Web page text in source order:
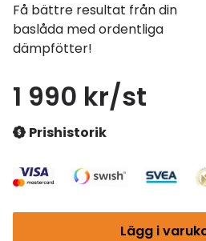
Få bättre resultat från din
baslåda med ordentliga
dämpfötter!
1 990 kr/st
Prishistorik
Lägg i